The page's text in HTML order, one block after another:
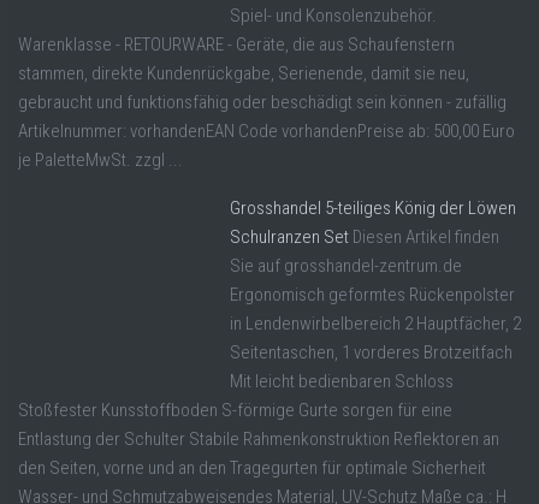
Spiel- und Konsolenzubehör.
Warenklasse - RETOURWARE - Geräte, die aus Schaufenstern
stammen, direkte Kundenrückgabe, Serienende, damit sie neu,
gebraucht und funktionsfähig oder beschädigt sein können - zufällig
Artikelnummer: vorhandenEAN Code vorhandenPreise ab: 500,00 Euro
je PaletteMwSt. zzgl ...
Grosshandel 5-teiliges König der Löwen
Schulranzen Set Diesen Artikel finden
Sie auf grosshandel-zentrum.de
Ergonomisch geformtes Rückenpolster
in Lendenwirbelbereich 2 Hauptfächer, 2
Seitentaschen, 1 vorderes Brotzeitfach
Mit leicht bedienbaren Schloss
Stoßfester Kunsstoffboden S-förmige Gurte sorgen für eine
Entlastung der Schulter Stabile Rahmenkonstruktion Reflektoren an
den Seiten, vorne und an den Tragegurten für optimale Sicherheit
Wasser- und Schmutzabweisendes Material, UV-Schutz Maße ca.: H